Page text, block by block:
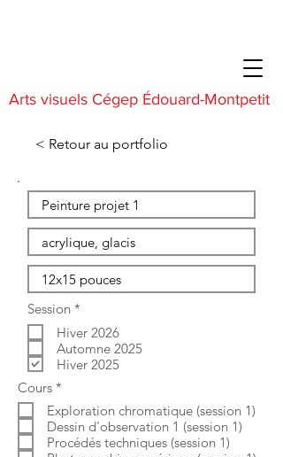
Arts visuels Cégep Édouard-Montpetit
< Retour au portfolio
Session *
l
i
g
a
i
r
e
Hiver 2026
Automne 2025
Hiver 2025
Cours *
l
i
g
a
Exploration chromatique (session 1)
Dessin d'observation 1 (session 1)
Procédés techniques (session 1)